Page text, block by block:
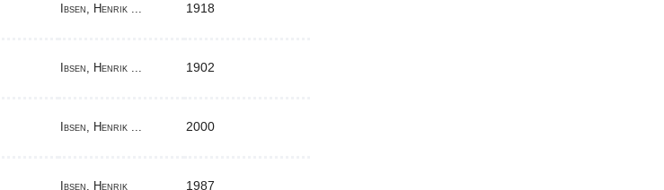
Ibsen, Henrik ... 1918
Ibsen, Henrik ... 1902
Ibsen, Henrik ... 2000
Ibsen, Henrik 1987